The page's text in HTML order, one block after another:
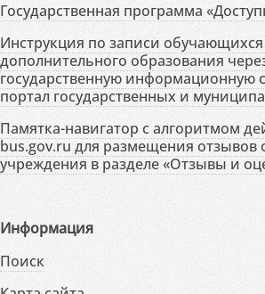
Государственная программа
Инструкция по записи
дополнительного образования
государственную информационную
портал государственных и
Памятка-навигатор с алгоритмом
bus.gov.ru для размещения отзывов
учреждения в разделе «Отзывы и
Информация
Поиск